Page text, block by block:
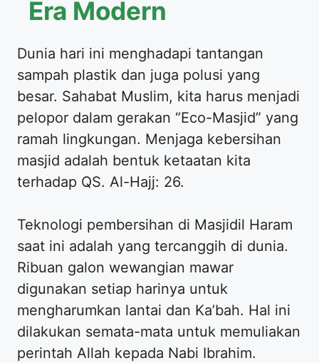
Era Modern
Dunia hari ini menghadapi tantangan
sampah plastik dan juga polusi yang
besar. Sahabat Muslim, kita harus menjadi
pelopor dalam gerakan “Eco-Masjid” yang
ramah lingkungan. Menjaga kebersihan
masjid adalah bentuk ketaatan kita
terhadap QS. Al-Hajj: 26.
Teknologi pembersihan di Masjidil Haram
saat ini adalah yang tercanggih di dunia.
Ribuan galon wewangian mawar
digunakan setiap harinya untuk
mengharumkan lantai dan Ka’bah. Hal ini
dilakukan semata-mata untuk memuliakan
perintah Allah kepada Nabi Ibrahim.